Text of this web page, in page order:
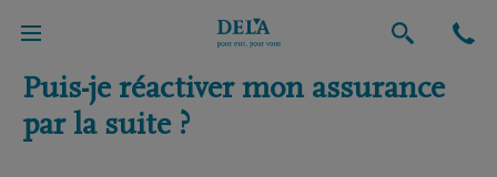
Retour vers l'aperçu global
Puis-je réactiver mon assurance
par la suite ?